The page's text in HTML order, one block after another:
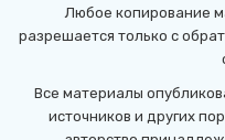
Любое копирование
разрешается только с
Все материалы
источников и других